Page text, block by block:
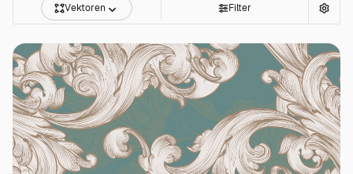
Vektoren Filter